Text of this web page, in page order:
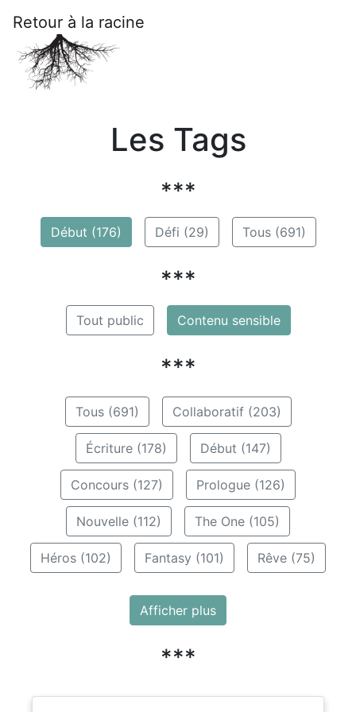
Retour à la racine
Les Tags
***
Début (176) Défi (29) Tous (691)
***
Tout public Contenu sensible
***
Tous (691) Collaboratif (203)
Écriture (178) Début (147)
Concours (127) Prologue (126)
Nouvelle (112) The One (105)
Héros (102) Fantasy (101) Rêve (75)
Afficher plus
***